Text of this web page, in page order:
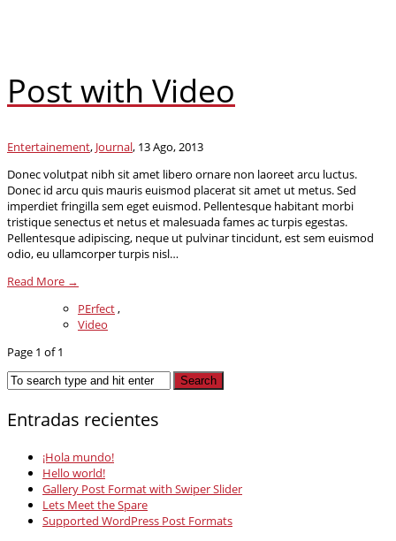
Post with Video
Entertainement, Journal, 13 Ago, 2013
Donec volutpat nibh sit amet libero ornare non laoreet arcu luctus.
Donec id arcu quis mauris euismod placerat sit amet ut metus. Sed
imperdiet fringilla sem eget euismod. Pellentesque habitant morbi
tristique senectus et netus et malesuada fames ac turpis egestas.
Pellentesque adipiscing, neque ut pulvinar tincidunt, est sem euismod
odio, eu ullamcorper turpis nisl…
Read More →
PErfect,
Video
Page 1 of 1
Entradas recientes
¡Hola mundo!
Hello world!
Gallery Post Format with Swiper Slider
Lets Meet the Spare
Supported WordPress Post Formats